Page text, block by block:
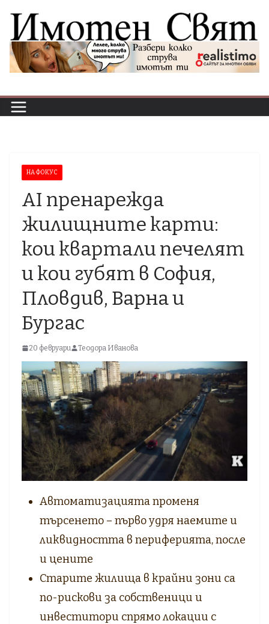
content
НА ФОКУС
AI пренарежда
жилищните карти:
кои квартали печелят
и кои губят в София,
Пловдив, Варна и
Бургас
20 февруари Теодора Иванова
Автоматизацията променя
търсенето – първо удря наемите и
ликвидността в периферията, после
и цените
Старите жилища в крайни зони са
по-рискови за собственици и
инвеститори спрямо локации с